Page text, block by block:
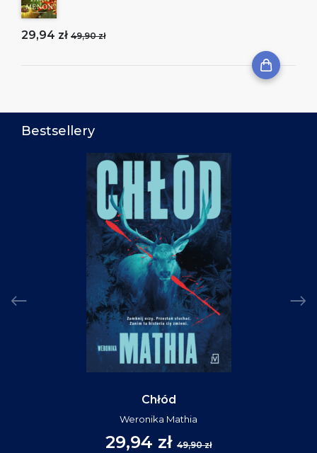
29,94 zł 49,90 zł
Bestsellery
Chłód
Weronika Mathia
29,94 zł 49,90 zł